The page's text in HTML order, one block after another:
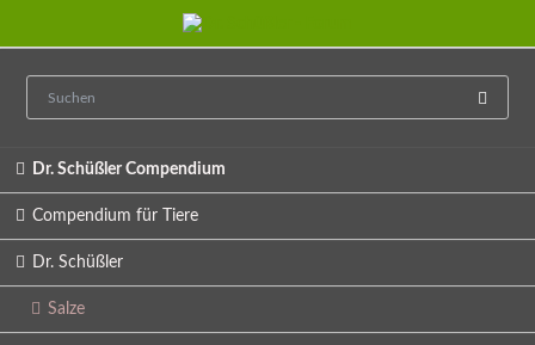
Dr. Schüßler Compendium
Compendium für Tiere
Dr. Schüßler
Salze